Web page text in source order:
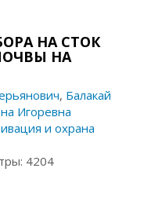
НА СТОК
НА
, Балакай
Игоревна
и охрана
4204